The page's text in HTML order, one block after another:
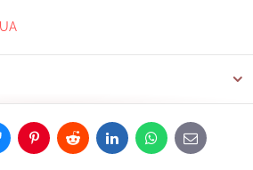
PinterestRedditLinkedInWhatsApp
E-
mail